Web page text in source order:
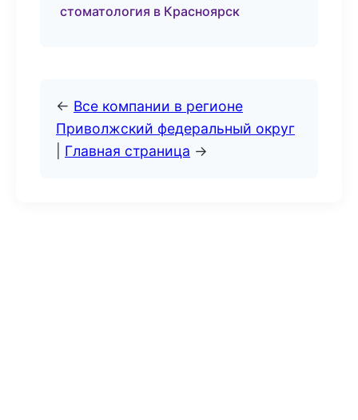
стоматология в Красноярск
← Все компании в регионе
Приволжский федеральный округ
Главная страница →